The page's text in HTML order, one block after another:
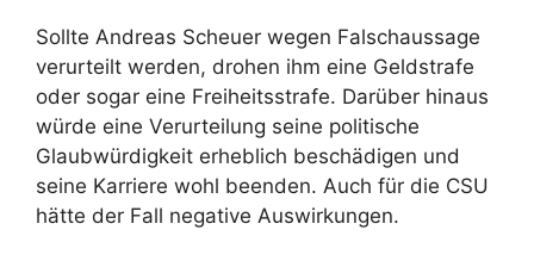
Sollte Andreas Scheuer wegen Falschaussage
verurteilt werden, drohen ihm eine Geldstrafe
oder sogar eine Freiheitsstrafe. Darüber hinaus
würde eine Verurteilung seine politische
Glaubwürdigkeit erheblich beschädigen und
seine Karriere wohl beenden. Auch für die CSU
hätte der Fall negative Auswirkungen.